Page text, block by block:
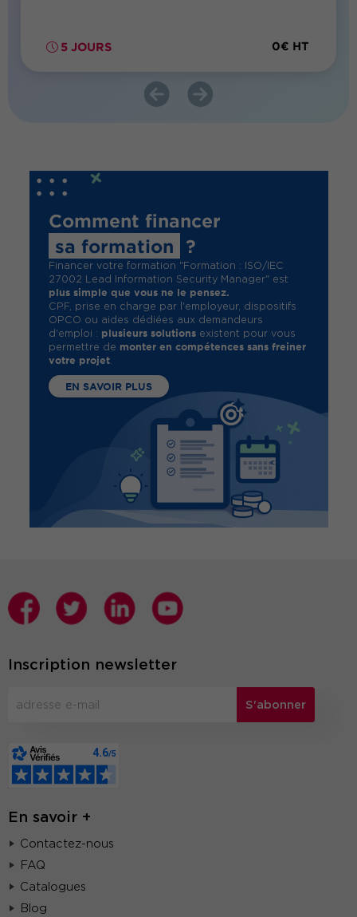
5 JOURS 0€ HT
Comment financer
sa formation
?
Financer votre formation "Formation : ISO/IEC
27002 Lead Information Security Manager" est
plus simple que vous ne le pensez.
CPF, prise en charge par l'employeur, dispositifs
OPCO ou aides dédiées aux demandeurs
d'emploi : plusieurs solutionsexistent pour vous
permettre de monter en compétences sans freiner
votre projet.
EN SAVOIR PLUS
Inscription newsletter
S'abonner
En savoir +
Contactez-nous
FAQ
Catalogues
Blog